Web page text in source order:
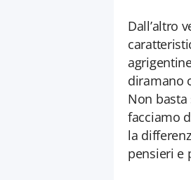
Dall’altro
diramano
Non
facciamo
la
pensieri e